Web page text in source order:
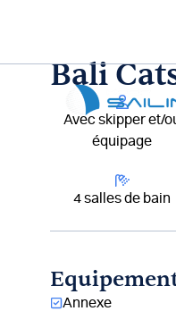
Bali
Avec skipper et/
équipage
4 salles de bain
Annexe